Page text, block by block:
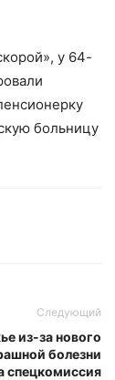
у 64-
больницу
Следующий
из-за нового
болезни
спецкомиссия